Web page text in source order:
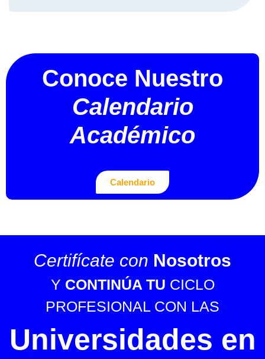
Conoce Nuestro
Calendario
Académico
Calendario
Certifícate con Nosotros
Y CONTINÚA TU CICLO
PROFESIONAL CON LAS
Universidades en